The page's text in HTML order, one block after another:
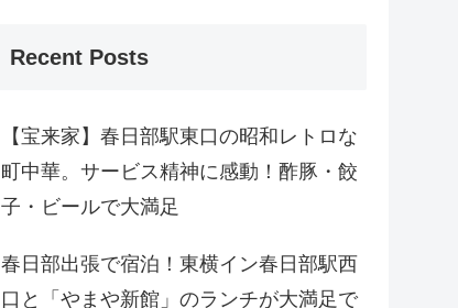
Recent Posts
【宝来家】春日部駅東口の昭和レトロな
町中華。サービス精神に感動！酢豚・餃
子・ビールで大満足
春日部出張で宿泊！東横イン春日部駅西
口と「やまや新館」のランチが大満足で